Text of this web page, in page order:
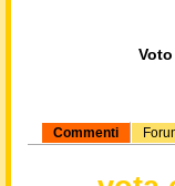
Commenti